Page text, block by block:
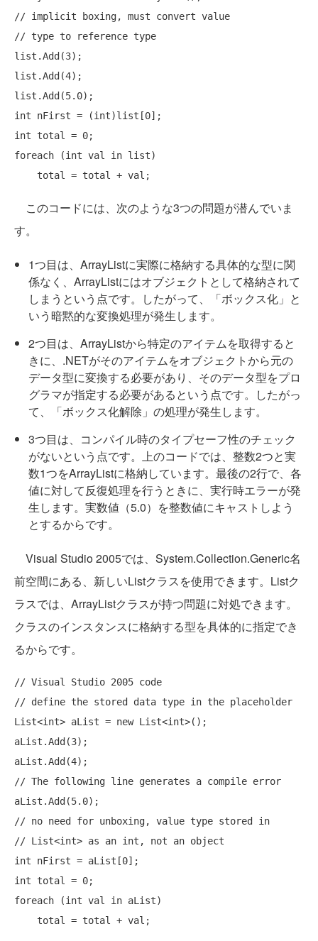
// implicit boxing, must convert value
// type to reference type
list.Add(3);
list.Add(4);
int nFirst = (int
int
foreach (int val in list)
このコードには、次のような3つの問題が潜んでいま
す。
1つ目は、ArrayListに実際に格納する具体的な型に関
係なく、ArrayListにはオブジェクトとして格納されて
しまうという点です。したがって、「ボックス化」と
いう暗黙的な変換処理が発生します。
2つ目は、ArrayListから特定のアイテムを取得すると
きに、.NETがそのアイテムをオブジェクトから元の
データ型に変換する必要があり、そのデータ型をプロ
グラマが指定する必要があるという点です。したがっ
て、「ボックス化解除」の処理が発生します。
3つ目は、コンパイル時のタイプセーフ性のチェック
がないという点です。上のコードでは、整数2つと実
数1つをArrayListに格納しています。最後の2行で、各
値に対して反復処理を行うときに、実行時エラーが発
生します。実数値（5.0）を整数値にキャストしよう
とするからです。
Visual Studio 2005では、System.Collection.Generic名
前空間にある、新しいListクラスを使用できます。Listク
ラスでは、ArrayListクラスが持つ問題に対処できます。
クラスのインスタンスに格納する型を具体的に指定でき
るからです。
// Visual Studio 2005 code
// define the stored data type in the placeholder
List<int> aList = new List<int>();
aList.Add(3);
// The following line generates a compile error
// no need for unboxing, value type stored in
// List<int> as an int, not an object
int
int
foreach (int val in aList)